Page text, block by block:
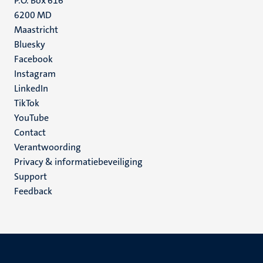
6200 MD
Maastricht
Social
media
Bluesky
Facebook
Instagram
LinkedIn
TikTok
YouTube
Menu
footer
(NL)
Contact
Verantwoording
Privacy & informatiebeveiliging
Support
Feedback